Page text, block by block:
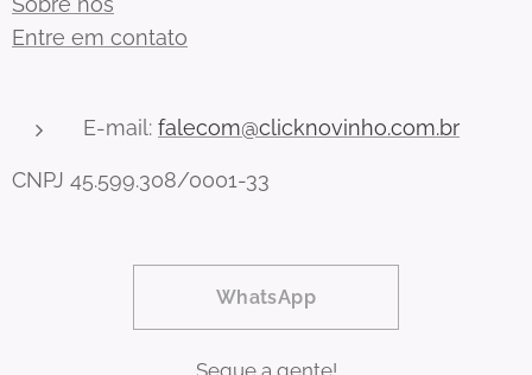
Entre em contato
E-mail: falecom@clicknovinho.com.br
CNPJ 45.599.308/0001-33
WhatsApp